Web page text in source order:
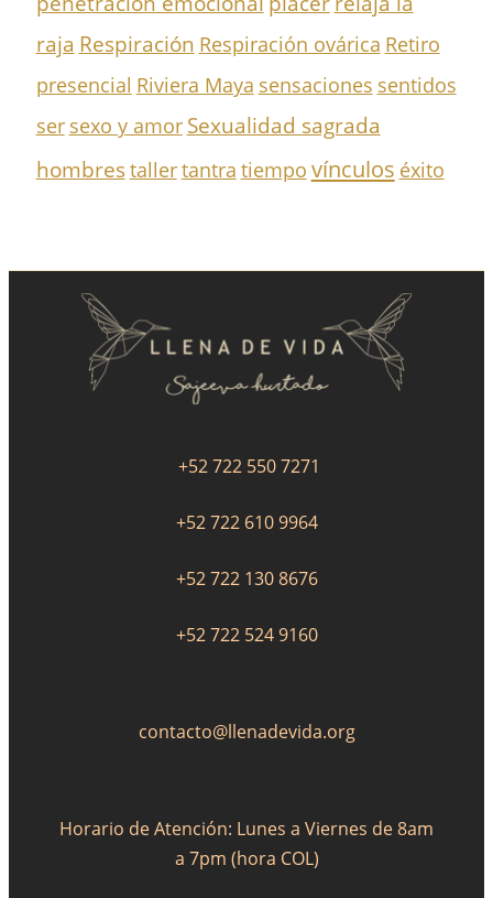
raja Respiración Respiración ovárica Retiro
presencial Riviera Maya sensaciones sentidos
ser sexo y amor Sexualidad sagrada
hombrestallertantra tiempo vínculos éxito
+52 722 550 7271
+52 722 610 9964
+52 722 130 8676
+52 722 524 9160
contacto@llenadevida.org
Horario de Atención: Lunes a Viernes de 8am
a 7pm (hora COL)